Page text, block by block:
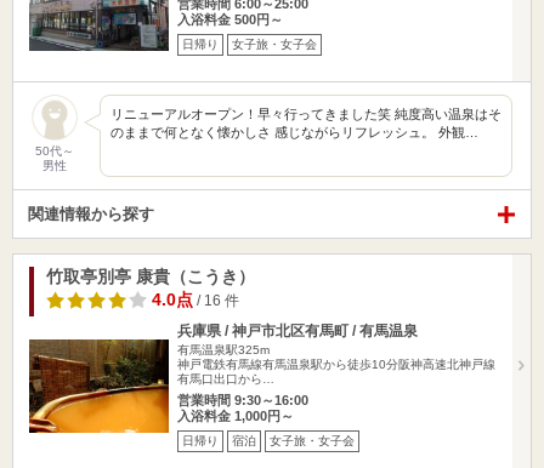
営業時間 6:00～25:00
入浴料金 500円～
日帰り 女子旅・女子会
50代～
男性
リニューアルオープン！早々行ってきました笑 純度高い温泉はそ
のままで何となく懐かしさ 感じながらリフレッシュ。 外観…
関連情報から探す
竹取亭別亭 康貴（こうき）
4.0点 / 16 件
兵庫県 / 神戸市北区有馬町 / 有馬温泉
有馬温泉駅325m
神戸電鉄有馬線有馬温泉駅から徒歩10分阪神高速北神戸線
有馬口出口から…
営業時間 9:30～16:00
入浴料金 1,000円～
日帰り 宿泊 女子旅・女子会